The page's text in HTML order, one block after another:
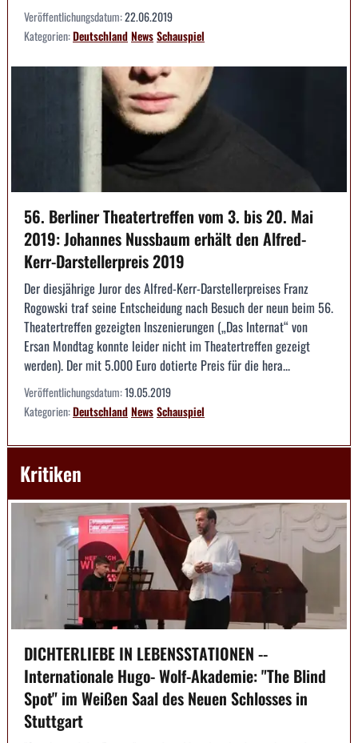
Veröffentlichungsdatum:22.06.2019
Kategorien:DeutschlandNewsSchauspiel
56. Berliner Theatertreffen vom 3. bis 20. Mai
2019: Johannes Nussbaum erhält den Alfred-
Kerr-Darstellerpreis 2019
Der diesjährige Juror des Alfred-Kerr-Darstellerpreises Franz
Rogowski traf seine Entscheidung nach Besuch der neun beim 56.
Theatertreffen gezeigten Inszenierungen („Das Internat“ von
Ersan Mondtag konnte leider nicht im Theatertreffen gezeigt
werden). Der mit 5.000 Euro dotierte Preis für die hera...
Veröffentlichungsdatum:19.05.2019
Kategorien:DeutschlandNewsSchauspiel
Kritiken
DICHTERLIEBE IN LEBENSSTATIONEN --
Internationale Hugo- Wolf-Akademie: "The Blind
Spot" im Weißen Saal des Neuen Schlosses in
Stuttgart